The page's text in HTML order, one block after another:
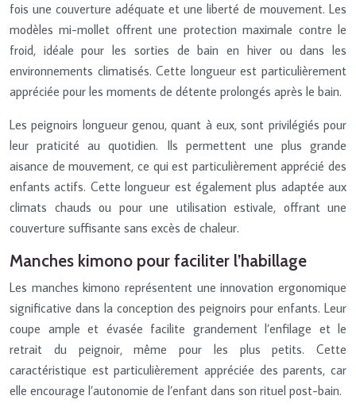
fois une couverture adéquate et une liberté de mouvement. Les
modèles mi-mollet offrent une protection maximale contre le
froid, idéale pour les sorties de bain en hiver ou dans les
environnements climatisés. Cette longueur est particulièrement
appréciée pour les moments de détente prolongés après le bain.
Les peignoirs longueur genou, quant à eux, sont privilégiés pour
leur praticité au quotidien. Ils permettent une plus grande
aisance de mouvement, ce qui est particulièrement apprécié des
enfants actifs. Cette longueur est également plus adaptée aux
climats chauds ou pour une utilisation estivale, offrant une
couverture suffisante sans excès de chaleur.
Manches kimono pour faciliter l’habillage
Les manches kimono représentent une innovation ergonomique
significative dans la conception des peignoirs pour enfants. Leur
coupe ample et évasée facilite grandement l’enfilage et le
retrait du peignoir, même pour les plus petits. Cette
caractéristique est particulièrement appréciée des parents, car
elle encourage l’autonomie de l’enfant dans son rituel post-bain.